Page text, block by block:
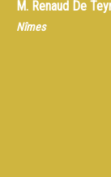
M. Renaud De
Nîmes